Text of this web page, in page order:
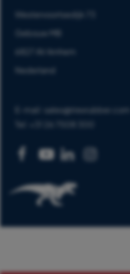
Westervoortsedijk 73
Gebouw MB
6827 AV Arnhem
Nederland
E-mail: sales@trexrubber.com